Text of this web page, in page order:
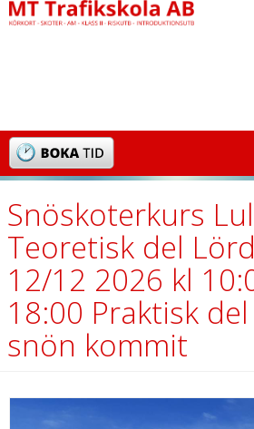
Snöskoterkurs
Teoretisk del
12/12 2026 kl
18:00 Praktisk
snön kommit